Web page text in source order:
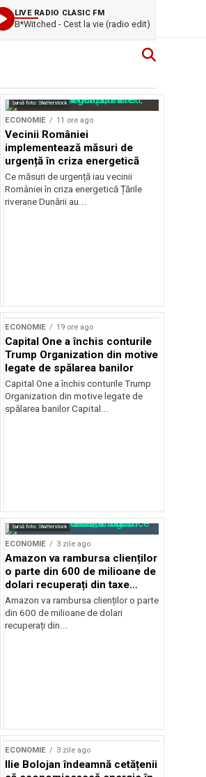
LIVE RADIO CLASIC FM
B*Witched - Cest la vie (radio edit)
Sursă foto: Shutterstock
ECONOMIE 11 ore ago
Vecinii României
implementează măsuri de
urgență în criza energetică
Ce măsuri de urgență iau vecinii
României în criza energetică Țările
riverane Dunării au...
ECONOMIE 19 ore ago
Capital One a închis conturile
Trump Organization din motive
legate de spălarea banilor
Capital One a închis conturile Trump
Organization din motive legate de
spălarea banilor Capital...
Sursă foto: Shutterstock
ECONOMIE 3 zile ago
Amazon va rambursa clienților
o parte din 600 de milioane de
dolari recuperați din taxe
vamale
Amazon va rambursa clienților o parte
din 600 de milioane de dolari
recuperați din...
ECONOMIE 3 zile ago
Ilie Bolojan îndeamnă cetățenii